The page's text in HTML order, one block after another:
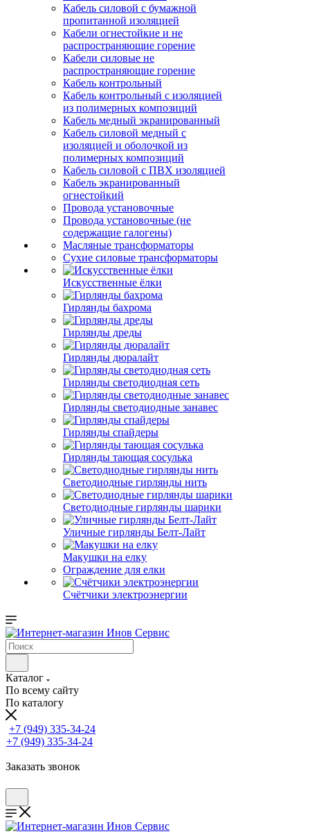
Кабель силовой с бумажной
пропитанной изоляцией
Кабели огнестойкие и не
распространяющие горение
Кабели силовые не
распространяющие горение
Кабель контрольный
Кабель контрольный с изоляцией
из полимерных композиций
Кабель медный экранированный
Кабель силовой медный с
изоляцией и оболочкой из
полимерных композиций
Кабель силовой с ПВХ изоляцией
Кабель экранированный
огнестойкий
Провода установочные
Провода установочные (не
содержащие галогены)
Масляные трансформаторы
Сухие силовые трансформаторы
Искусственные ёлки
Гирлянды бахрома
Гирлянды дреды
Гирлянды дюралайт
Гирлянды светодиодная сеть
Гирлянды светодиодные занавес
Гирлянды спайдеры
Гирлянды тающая сосулька
Светодиодные гирлянды нить
Светодиодные гирлянды шарики
Уличные гирлянды Белт-Лайт
Макушки на елку
Ограждение для елки
Счётчики электроэнергии
Каталог
По всему сайту
По каталогу
+7 (949) 335-34-24
+7 (949) 335-34-24
Заказать звонок